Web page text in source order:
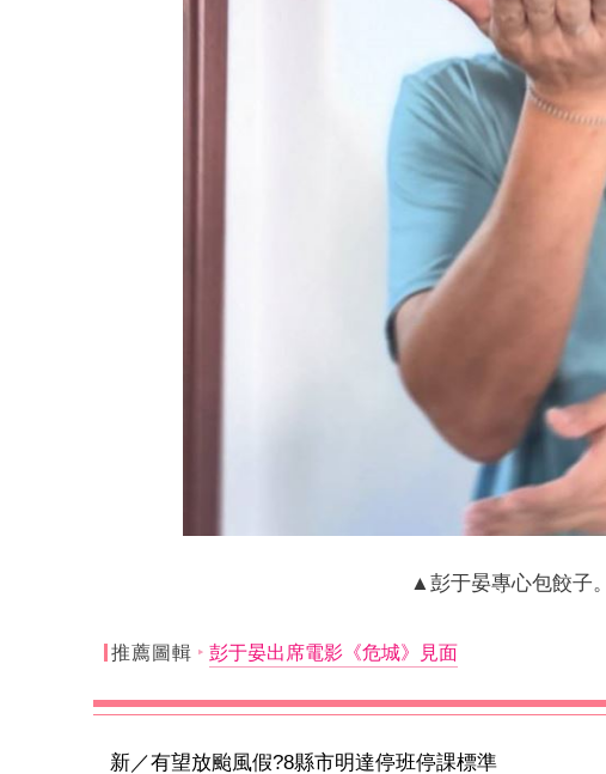
▲彭于晏專心包餃子
推薦圖輯 彭于晏出席電影《危城》見面
新／有望放颱風假?8縣市明達停班停課標準